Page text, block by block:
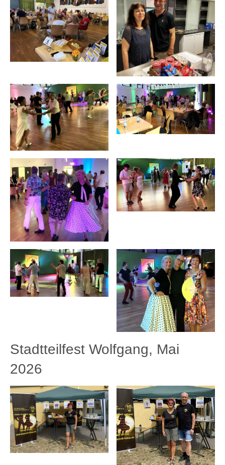
Stadtteilfest Wolfgang, Mai
2026